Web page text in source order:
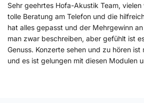
Sehr geehrtes Hofa-Akustik Team,
tolle Beratung am Telefon und die
hat alles gepasst und der Mehrgewinn
man zwar beschreiben, aber gefühlt ist
Genuss. Konzerte sehen und zu hören ist
und es ist gelungen mit diesen Modulen